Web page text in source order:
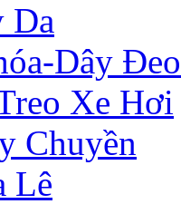
Da
Dây Đeo
Xe Hơi
Chuyền
Lê